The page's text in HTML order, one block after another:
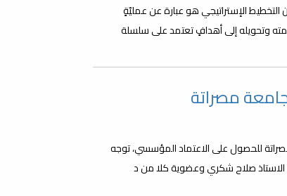
الإستراتيجي هو عبارة عن عمليّةٍ
وتحويله إلى أهدافٍ تعتمد على سلسلة
مصراتة
لجامعة مصراتة للحصول على الاعتماد المؤسسي، توجه
الاستاذ صلاح شكري وعضوية كلا من د